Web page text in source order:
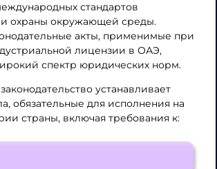
стандартов
и охраны окружающей среды.
акты, применимые при
лицензии в ОАЭ,
спектр юридических норм.
устанавливает
обязательные для исполнения на
страны, включая требования к: